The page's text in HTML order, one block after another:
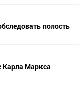
полость
Карла Маркса